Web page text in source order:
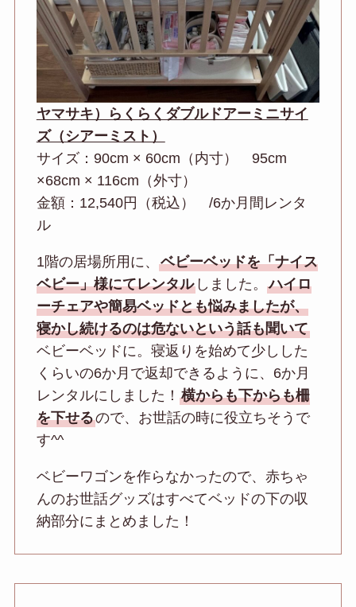
ヤマサキ）らくらくダブルドアーミニサイ
ズ（シアーミスト）
サイズ：90cm × 60cm（内寸） 95cm
×68cm × 116cm（外寸）
金額：12,540円（税込） /6か月間レンタ
ル
1階の居場所用に、 ベビーベッドを「ナイス
ベビー」様にてレンタルしました。 ハイロ
ーチェアや簡易ベッドとも悩みましたが、
寝かし続けるのは危ないという話も聞いて
ベビーベッドに。寝返りを始めて少しした
くらいの6か月で返却できるように、6か月
レンタルにしました！ 横からも下からも柵
を下せるので、お世話の時に役立ちそうで
す^^
ベビーワゴンを作らなかったので、赤ちゃ
んのお世話グッズはすべてベッドの下の収
納部分にまとめました！